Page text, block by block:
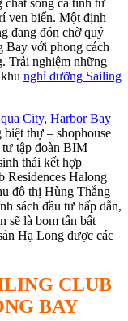
ven biển. Một định
đang đón chờ quý
Bay với phong cách
Trải nghiệm những
nghỉ dưỡng Sailing
City, Harbor Bay
thự – shophouse
tư tập đoàn BIM
thái kết hợp
Residences Halong
đô thị Hùng Thắng –
sách đầu tư hấp dẫn,
sẽ là bom tấn bất
Hạ Long được các
CLUB
BAY